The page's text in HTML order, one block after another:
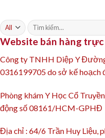
Tìm
kiếm:
Website bán hàng
Công ty TNHH Diệp Y
0316199705 do sở kế hoạch
Phòng khám Y Học Cổ
động số 08161/HCM-GPHĐ
Địa chỉ : 64/6 Trần Huy Liệu,